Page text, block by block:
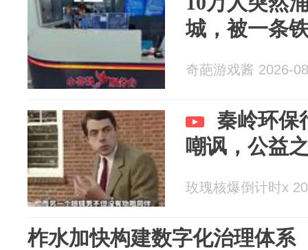
城，被一条
奇葩游戏酱 2026-
秦岭环保
嘲讽，公益
玫瑰核爆倒计时x
柞水加快构建数字化治理体系